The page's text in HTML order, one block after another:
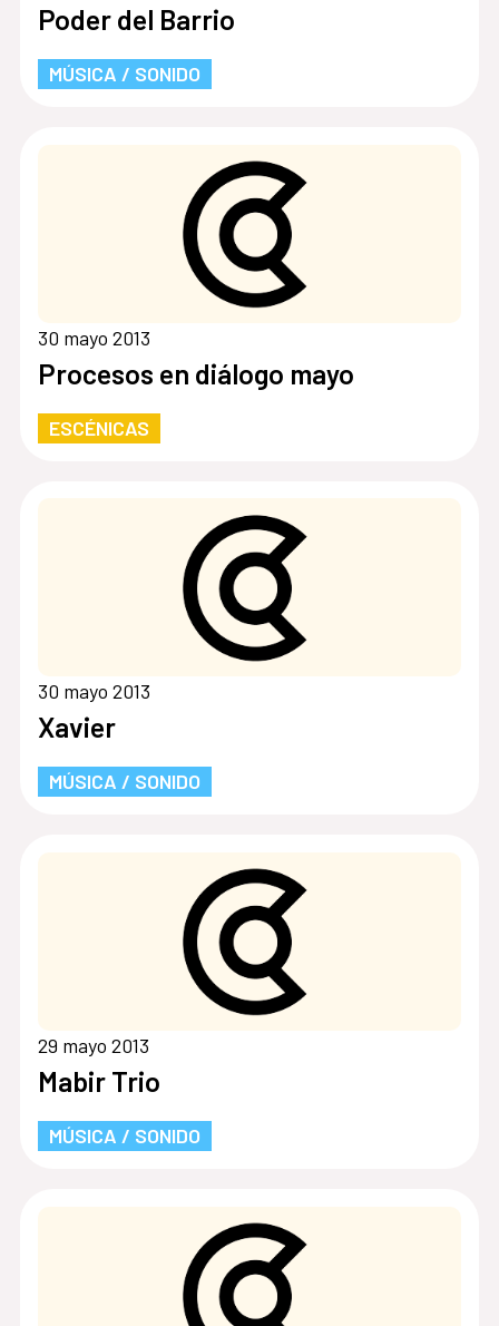
Poder del Barrio
MÚSICA / SONIDO
30 mayo 2013
Procesos en diálogo mayo
ESCÉNICAS
30 mayo 2013
Xavier
MÚSICA / SONIDO
29 mayo 2013
Mabir Trio
MÚSICA / SONIDO